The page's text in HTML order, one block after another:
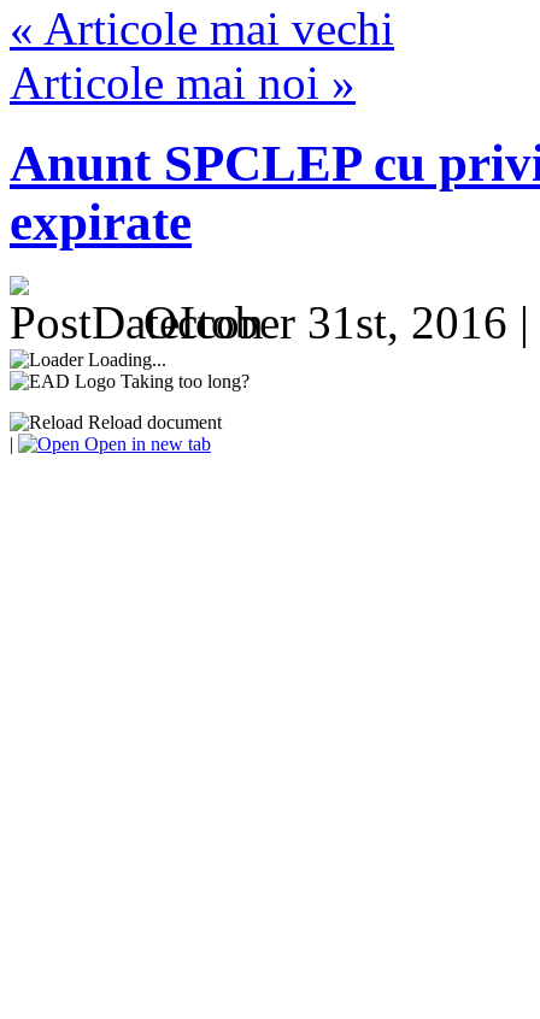
« Articole mai vechi
Articole mai noi »
Anunt SPCLEP cu
expirate
October 31st, 2016 |
Loading...
Taking too long?
Reload document
|
Open in new tab